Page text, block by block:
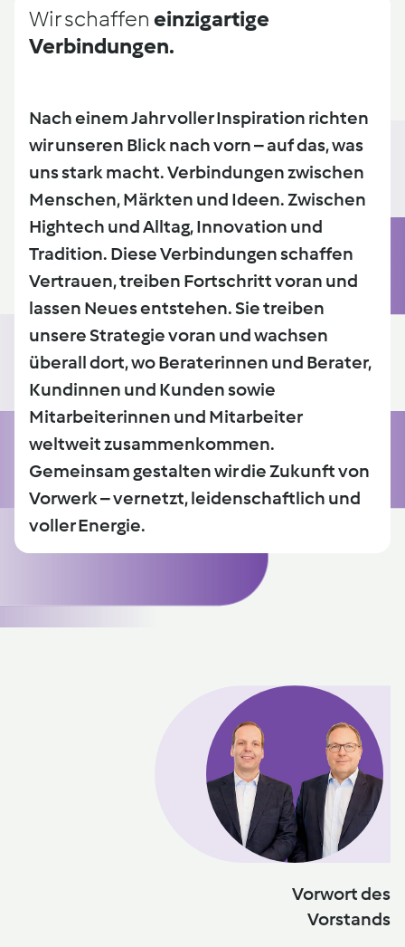
Wir schaffen einzigartige
Verbindungen.
Nach einem Jahr voller Inspiration richten
wir unseren Blick nach vorn – auf das, was
uns stark macht. Verbindungen zwischen
Menschen, Märkten und Ideen. Zwischen
Hightech und Alltag, Innovation und
Tradition. Diese Verbindungen schaffen
Vertrauen, treiben Fortschritt voran und
lassen Neues entstehen. Sie treiben
unsere Strategie voran und wachsen
überall dort, wo Beraterinnen und Berater,
Kundinnen und Kunden sowie
Mitarbeiterinnen und Mitarbeiter
weltweit zusammenkommen.
Gemeinsam gestalten wir die Zukunft von
Vorwerk – vernetzt, leidenschaftlich und
voller Energie.
Vorwort des
Vorstands